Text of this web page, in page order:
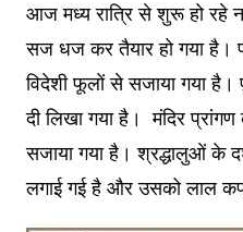
आज मध्य रात्रि से शुरू हो रहे
सज धज कर तैयार हो गया है।
विदेशी फूलों से सजाया गया
दी लिखा गया है। मंदिर
सजाया गया है। श्रद्धालुओं के
लगाई गई है और उसको लाल